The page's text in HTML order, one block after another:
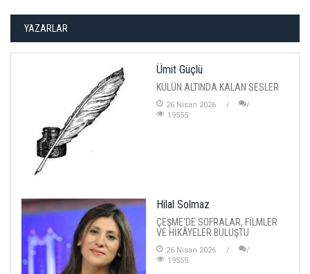
YAZARLAR
Ümit Güçlü
KÜLÜN ALTINDA KALAN SESLER
26 Nisan 2026
19555
Hilal Solmaz
ÇEŞME'DE SOFRALAR, FİLMLER
VE HİKÂYELER BULUŞTU
26 Nisan 2026
19555